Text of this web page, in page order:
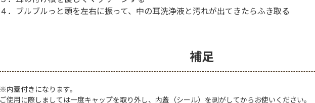
４．ブルブルっと頭を左右に振って、中の耳洗浄液と汚れが出てきたらふき取る
補足
※内蓋付きになります。
ご使用に際しましては一度キャップを取り外し、内蓋（シール）を剥がしてからお使いください。